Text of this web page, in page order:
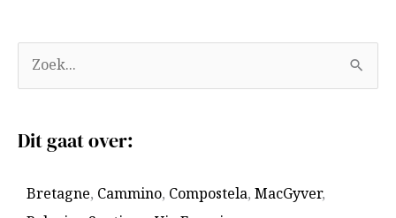
o
k
Dit gaat over:
Bretagne, Cammino, Compostela, MacGyver,
r
h